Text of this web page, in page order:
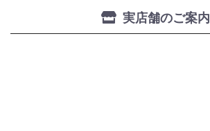
実店舗のご案内